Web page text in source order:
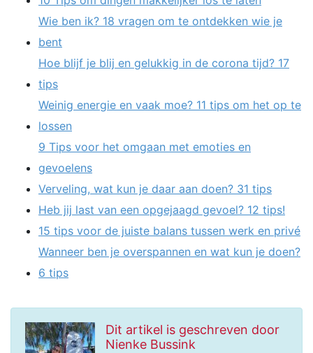
Wie ben ik? 18 vragen om te ontdekken wie je
bent
Hoe blijf je blij en gelukkig in de corona tijd? 17
tips
Weinig energie en vaak moe? 11 tips om het op te
lossen
9 Tips voor het omgaan met emoties en
gevoelens
Verveling, wat kun je daar aan doen? 31 tips
Heb jij last van een opgejaagd gevoel? 12 tips!
15 tips voor de juiste balans tussen werk en privé
Wanneer ben je overspannen en wat kun je doen?
6 tips
Dit artikel is geschreven door
Nienke Bussink